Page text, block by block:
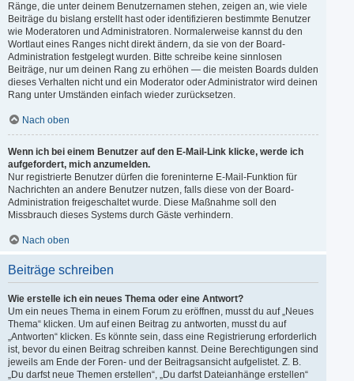
Ränge, die unter deinem Benutzernamen stehen, zeigen an, wie viele
Beiträge du bislang erstellt hast oder identifizieren bestimmte Benutzer
wie Moderatoren und Administratoren. Normalerweise kannst du den
Wortlaut eines Ranges nicht direkt ändern, da sie von der Board-
Administration festgelegt wurden. Bitte schreibe keine sinnlosen
Beiträge, nur um deinen Rang zu erhöhen — die meisten Boards dulden
dieses Verhalten nicht und ein Moderator oder Administrator wird deinen
Rang unter Umständen einfach wieder zurücksetzen.
Nach oben
Wenn ich bei einem Benutzer auf den E-Mail-Link klicke, werde ich
aufgefordert, mich anzumelden.
Nur registrierte Benutzer dürfen die foreninterne E-Mail-Funktion für
Nachrichten an andere Benutzer nutzen, falls diese von der Board-
Administration freigeschaltet wurde. Diese Maßnahme soll den
Missbrauch dieses Systems durch Gäste verhindern.
Nach oben
Beiträge schreiben
Wie erstelle ich ein neues Thema oder eine Antwort?
Um ein neues Thema in einem Forum zu eröffnen, musst du auf „Neues
Thema“ klicken. Um auf einen Beitrag zu antworten, musst du auf
„Antworten“ klicken. Es könnte sein, dass eine Registrierung erforderlich
ist, bevor du einen Beitrag schreiben kannst. Deine Berechtigungen sind
jeweils am Ende der Foren- und der Beitragsansicht aufgelistet. Z. B.
„Du darfst neue Themen erstellen“, „Du darfst Dateianhänge erstellen“